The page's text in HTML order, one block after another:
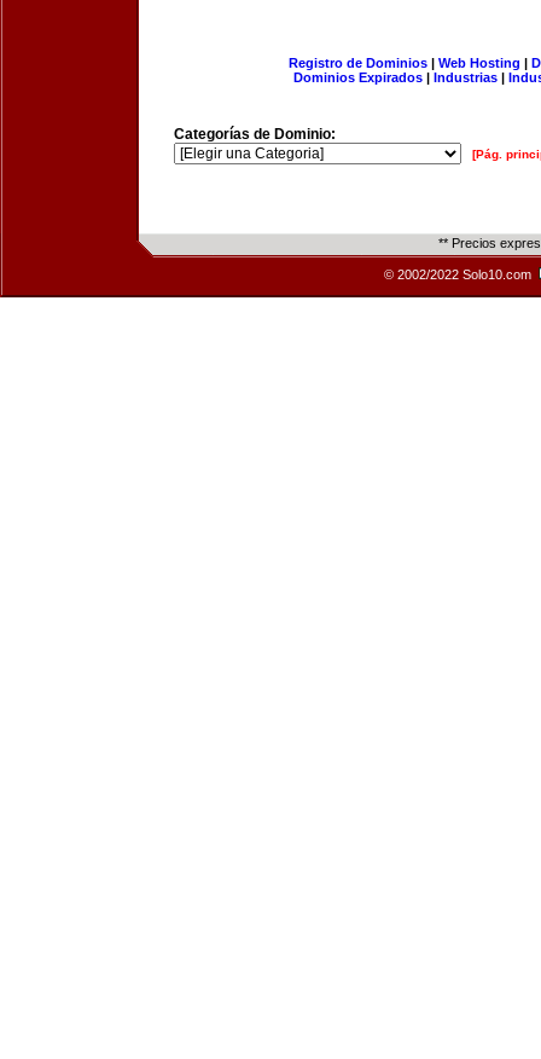
Registro de Dominios| Web Hosting |
Dominios Expirados | Industrias |
Categorías de Dominio:
[Pág.
** Precios
© 2002/2022 Solo10.com